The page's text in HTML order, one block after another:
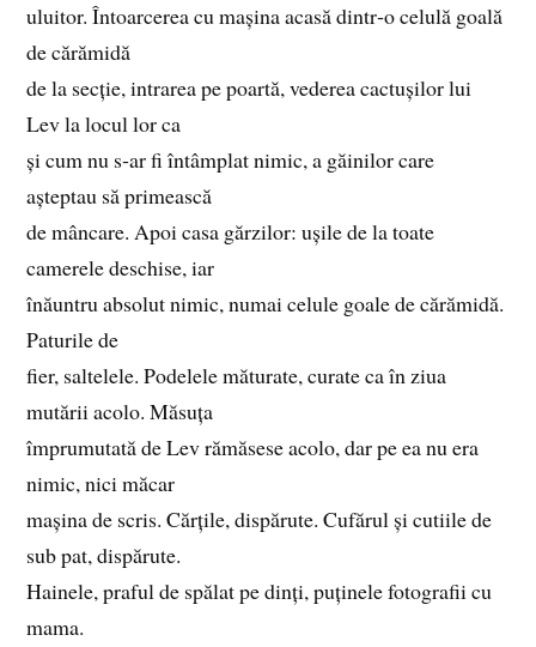
uluitor. Întoarcerea cu mașina acasă dintr‑o celulă goală
de cărămidă
de la secție, intrarea pe poartă, vederea cactușilor lui
Lev la locul lor ca
și cum nu s‑ar fi întâmplat nimic, a găinilor care
așteptau să primească
de mâncare. Apoi casa gărzilor: ușile de la toate
camerele deschise, iar
înăuntru absolut nimic, numai celule goale de cărămidă.
Paturile de
fier, saltelele. Podelele măturate, curate ca în ziua
mutării acolo. Măsuța
împrumutată de Lev rămăsese acolo, dar pe ea nu era
nimic, nici măcar
mașina de scris. Cărțile, dispărute. Cufărul și cutiile de
sub pat, dispărute.
Hainele, praful de spălat pe dinți, puținele fotografii cu
mama.